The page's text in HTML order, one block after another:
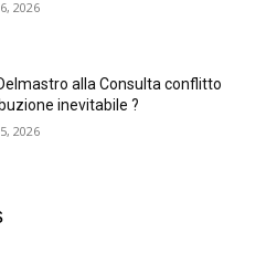
2026
alla Consulta conflitto
inevitabile ?
2026